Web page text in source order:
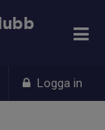
Logga in